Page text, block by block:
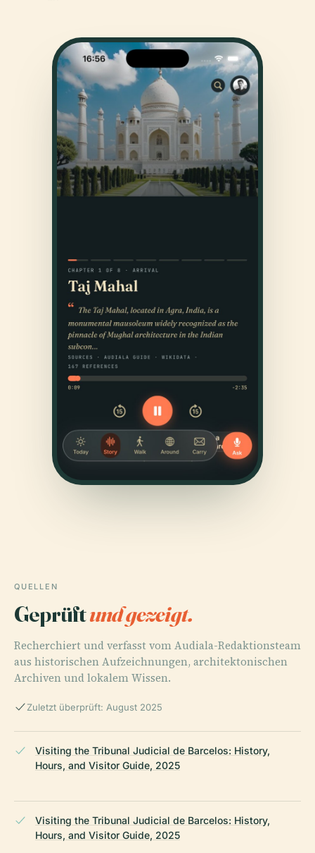
QUELLEN
Geprüftund gezeigt.
Recherchiert und verfasst vom Audiala-Redaktionsteam
aus historischen Aufzeichnungen, architektonischen
Archiven und lokalem Wissen.
Zuletzt überprüft: August 2025
Visiting the Tribunal Judicial de Barcelos: History,
Hours, and Visitor Guide, 2025
Visiting the Tribunal Judicial de Barcelos: History,
Hours, and Visitor Guide, 2025